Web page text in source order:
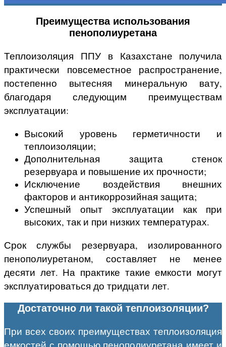
Преимущества использования
пенополиуретана
Теплоизоляция ППУ в Казахстане получила
практически повсеместное распространение,
постепенно вытесняя минеральную вату,
благодаря следующим преимуществам
эксплуатации:
Высокий уровень герметичности и
теплоизоляции;
Дополнительная защита стенок
резервуара и повышение их прочности;
Исключение воздействия внешних
факторов и антикоррозийная защита;
Успешный опыт эксплуатации как при
высоких, так и при низких температурах.
Срок службы резервуара, изолированного
пенополиуретаном, составляет не менее
десяти лет. На практике такие емкости могут
эксплуатироваться до тридцати лет.
Достаточно ли такой теплоизоляции?
При всех своих преимуществах теплоизоляция